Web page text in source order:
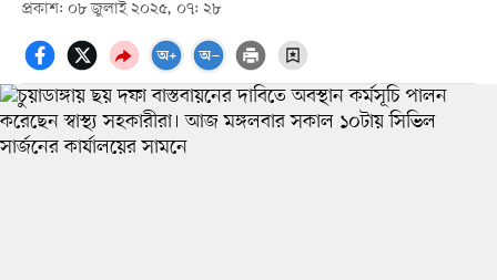
প্রকাশ: ০৮ জুলাই ২০২৫, ০৭: ২৮